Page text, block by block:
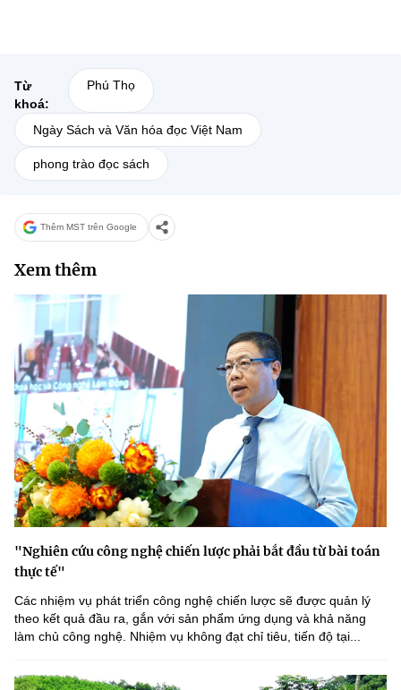
Từ
khoá:
Phú Thọ
Ngày Sách và Văn hóa đọc Việt Nam
phong trào đọc sách
Thêm MST trên Google
Xem thêm
"Nghiên cứu công nghệ chiến lược phải bắt đầu từ bài toán
thực tế"
Các nhiệm vụ phát triển công nghệ chiến lược sẽ được quản lý
theo kết quả đầu ra, gắn với sản phẩm ứng dụng và khả năng
làm chủ công nghệ. Nhiệm vụ không đạt chỉ tiêu, tiến độ tại...